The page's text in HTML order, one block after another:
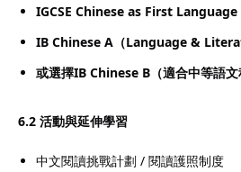
IGCSE Chinese as First Language
IB Chinese A（Language &
或選擇IB Chinese B（適合中等語文
6.2 活動與延伸學習
中文閱讀挑戰計劃 / 閱讀護照制度